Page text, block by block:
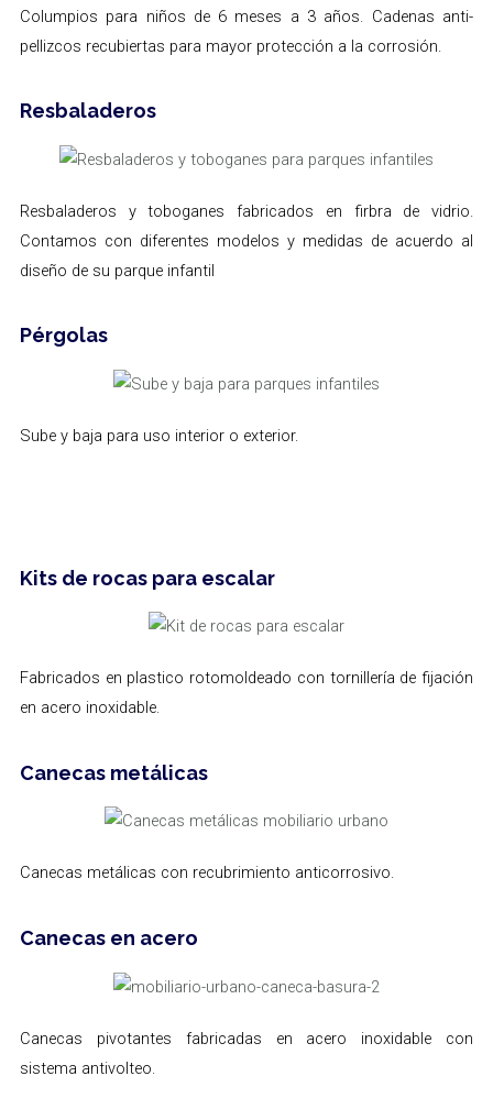
Columpios para niños de 6 meses a 3 años. Cadenas anti-
pellizcos recubiertas para mayor protección a la corrosión.
Resbaladeros
Resbaladeros y toboganes fabricados en firbra de vidrio.
Contamos con diferentes modelos y medidas de acuerdo al
diseño de su parque infantil
Pérgolas
Sube y baja para uso interior o exterior.
Kits de rocas para escalar
Fabricados en plastico rotomoldeado con tornillería de fijación
en acero inoxidable.
Canecas metálicas
Canecas metálicas con recubrimiento anticorrosivo.
Canecas en acero
Canecas pivotantes fabricadas en acero inoxidable con
sistema antivolteo.